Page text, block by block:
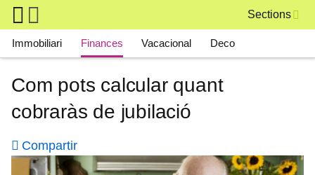
Skip to main content
Sections
Main navigation
Immobiliari Finances Vacacional Deco
Com pots calcular quant
cobraràs de jubilació
Compartir